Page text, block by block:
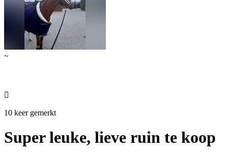
~

10 keer gemerkt
Super leuke, lieve ruin te koop